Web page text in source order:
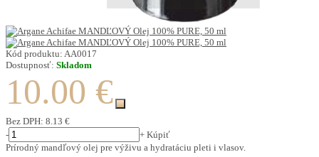
Kód produktu: AA0017
Dostupnosť: Skladom
10.00 €
Bez DPH: 8.13 €
-
+ Kúpiť
Prírodný mandľový olej pre výživu a hydratáciu pleti i vlasov.